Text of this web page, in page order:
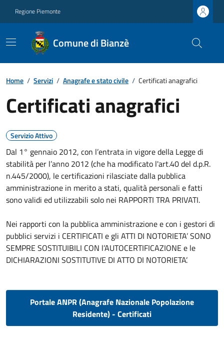
Regione Piemonte
Comune di Bianzè
Home / Servizi / Anagrafe e stato civile / Certificati anagrafici
Certificati anagrafici
Servizio Attivo
Dal 1° gennaio 2012, con l’entrata in vigore della Legge di
stabilità per l’anno 2012 (che ha modificato l'art.40 del d.p.R.
n.445/2000), le certificazioni rilasciate dalla pubblica
amministrazione in merito a stati, qualità personali e fatti
sono validi ed utilizzabili solo nei RAPPORTI TRA PRIVATI.
Nei rapporti con la pubblica amministrazione e con i gestori di
pubblici servizi i CERTIFICATI e gli ATTI DI NOTORIETA’ SONO
SEMPRE SOSTITUIBILI CON l’AUTOCERTIFICAZIONE e le
DICHIARAZIONI SOSTITUTIVE DI ATTO DI NOTORIETA’.
Portale ANPR (Anagrafe Nazionale Popolazione
Residente) - Certificati